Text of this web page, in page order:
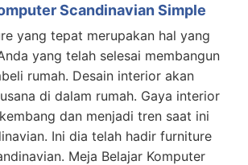
Scandinavian Simple
yang tepat merupakan hal yang
yang telah selesai membangun
rumah. Desain interior akan
di dalam rumah. Gaya interior
dan menjadi tren saat ini
Ini dia telah hadir furniture
Meja Belajar Komputer